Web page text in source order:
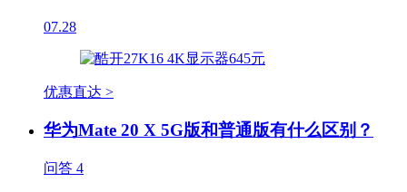
07.28
优惠直达 >
华为Mate 20 X 5G版和普通版有什么区别？
问答 4